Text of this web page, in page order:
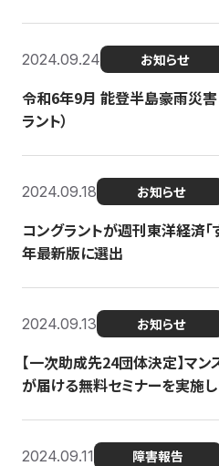
2024.09.24 お知らせ
令和6年9月 能登半島豪雨災害
ラント）
2024.09.18 お知らせ
コングラントが週刊東洋経済
年最新版に選出
2024.09.13 お知らせ
【一次助成先24団体決定】マ
が届ける無料セミナーを実施
2024.09.11 障害報告